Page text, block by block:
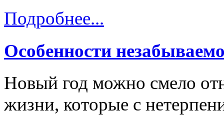
Подробнее...
Особенности
Новый год можно смело
жизни, которые с